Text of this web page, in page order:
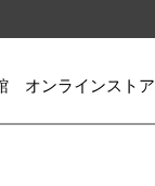
オンラインストア